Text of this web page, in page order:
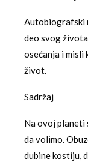
Autobiografski
deo svog
osećanja i misli
život.
Sadržaj
Na ovoj planeti
da volimo.
dubine kostiju,